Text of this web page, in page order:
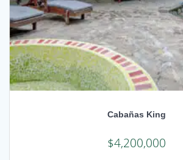
Cabañas King
$4,200,000